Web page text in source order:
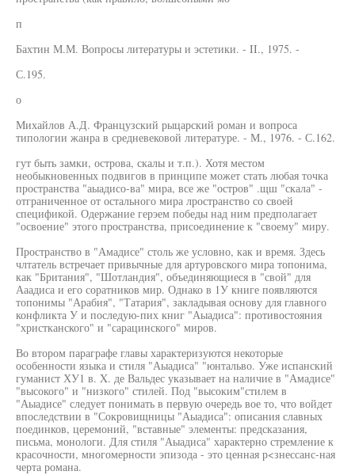
п
Бахтин М.М. Вопросы литературы и эстетики. - II., 1975. -
С.195.
о
Михайлов А.Д. Французский рыцарский роман и вопроса
типологии жанра в средневековой литературе. - М., 1976. - С.162.
гут быть замки, острова, скалы и т.п.). Хотя местом
необыкновенных подвигов в принципе может стать любая точка
пространства "аыадисо-ва" мира, все же "остров" .щш "скала" -
отграниченное от остального мира лространство со своей
спецификой. Одержание герэем победы над ним предполагает
"освоение" этого пространства, присоединение к "своему" миру.
Пространство в "Амадисе" столь же условно, как и время. Здесь
члтатель встречает привычные для артуровского мира топонима,
как "Британия", "Шотландия", объединяющиеся в "свой" для
Ааадиса и его соратников мир. Однако в 1У книге появляются
топонимы "Арабия", "Татария", закладывая основу для главного
конфликта У и последую-пих книг "Аыадиса": противостояния
"христканского" и "сарацинского" миров.
Во втором параграфе главы характеризуются некоторые
особенности языка и стиля "Аыадиса" "юнтальво. Уже испанский
гуманист ХУ1 в. X. де Вальдес указывает на наличие в "Амадисе"
"высокого" и "низкого" стилей. Под "высоким"стилем в
"Аыадисе" следует понимать в первую очередь вое то, что войдет
впоследствии в "Сокровищницы "Аыадиса": описания славных
поединков, церемоний, "вставные" элементы: предсказания,
письма, монологи. Для стиля "Аыадиса" характерно стремление к
красочности, многомерности эпизода - это ценная р<знессанс-ная
черта романа.